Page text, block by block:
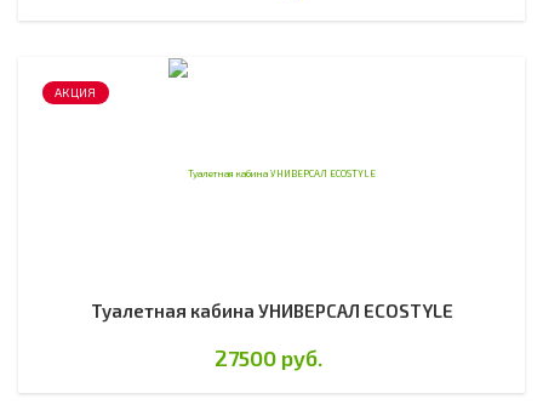
АКЦИЯ
Туалетная кабина УНИВЕРСАЛ ECOSTYLE
27500 руб.